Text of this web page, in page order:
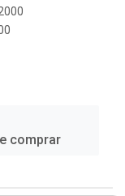
comprar